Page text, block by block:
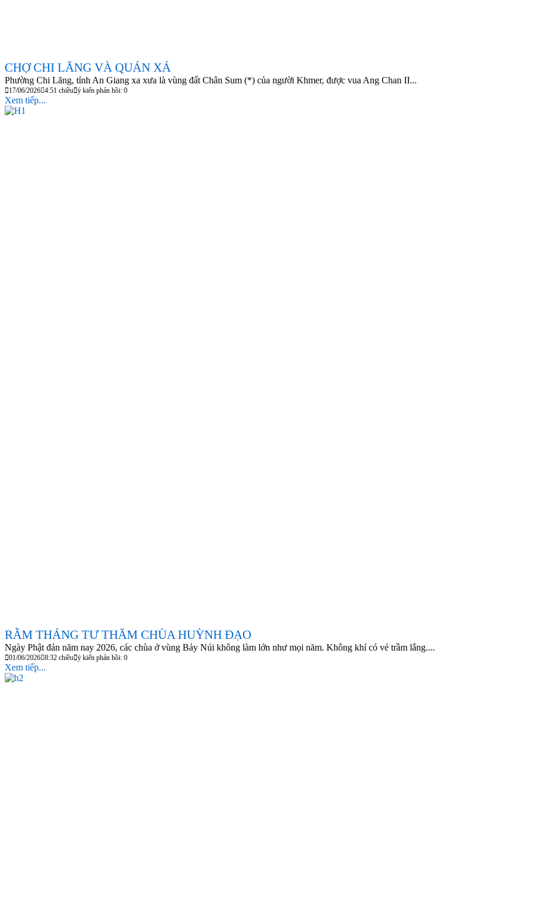
CHỢ CHI LĂNG VÀ QUÁN XÁ
Phường Chi Lăng, tỉnh An Giang xa xưa là vùng đất Chân Sum (*) của người Khmer, được vua Ang Chan II...
17/06/2026 4:51 chiều ý kiến phản hồi: 0
Xem tiếp...
RẰM THÁNG TƯ THĂM CHÙA HUỲNH ĐẠO
Ngày Phật đản năm nay 2026, các chùa ở vùng Bảy Núi không làm lớn như mọi năm. Không khí có vẻ trầm lắng....
01/06/2026 8:32 chiều ý kiến phản hồi: 0
Xem tiếp...